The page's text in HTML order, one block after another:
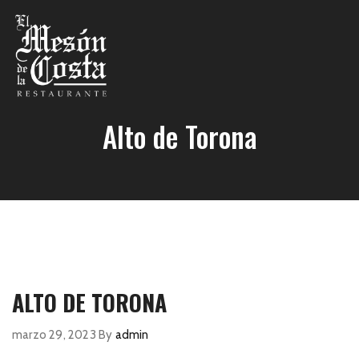
Alto de Torona
ALTO DE TORONA
marzo 29, 2023 By admin